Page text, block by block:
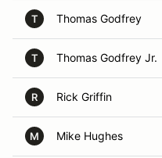
T Thomas Godfrey
T Thomas Godfrey Jr.
R Rick Griffin
M Mike Hughes